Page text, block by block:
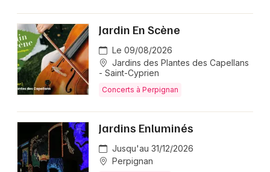
Jardin En Scène
Le 09/08/2026
Jardins des Plantes des Capellans
- Saint-Cyprien
Concerts à Perpignan
Jardins Enluminés
Jusqu'au 31/12/2026
Perpignan